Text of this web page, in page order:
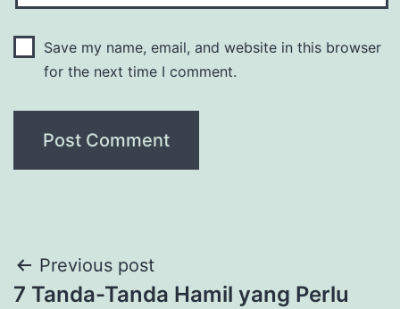
Save my name, email, and website in this browser
for the next time I comment.
Post
Previous post
7 Tanda-Tanda Hamil yang Perlu